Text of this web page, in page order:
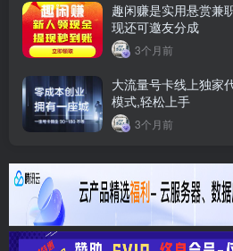
趣闲赚是实用悬赏兼
现还可邀友分成
3个月前
大流量号卡线上独家
模式,轻松上手
3个月前